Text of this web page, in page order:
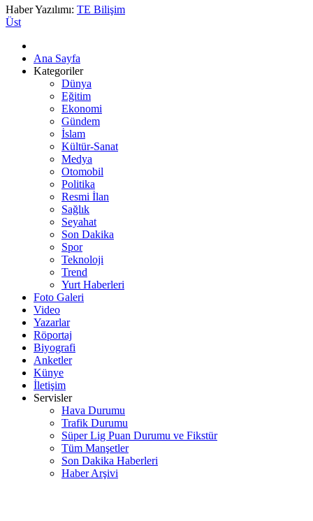
Haber Yazılımı: TE Bilişim
Üst
Ana Sayfa
Kategoriler
Dünya
Eğitim
Ekonomi
Gündem
İslam
Kültür-Sanat
Medya
Otomobil
Politika
Resmi İlan
Sağlık
Seyahat
Son Dakika
Spor
Teknoloji
Trend
Yurt Haberleri
Foto Galeri
Video
Yazarlar
Röportaj
Biyografi
Anketler
Künye
İletişim
Servisler
Hava Durumu
Trafik Durumu
Süper Lig Puan Durumu ve Fikstür
Tüm Manşetler
Son Dakika Haberleri
Haber Arşivi